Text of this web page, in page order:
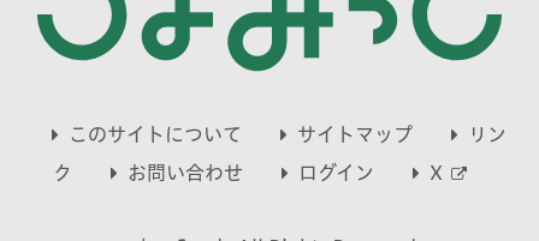
このサイトについて サイトマップ
リン
ク
お問い合わせ ログイン X
別